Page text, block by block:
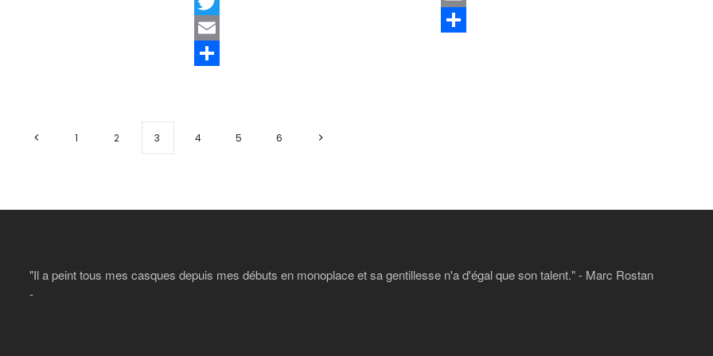
Twitter
Email
Email
1 2 3 4 5 6
"Il a peint tous mes casques depuis mes débuts en monoplace et sa gentillesse n'a d'égal que son talent." - Marc Rostan
-